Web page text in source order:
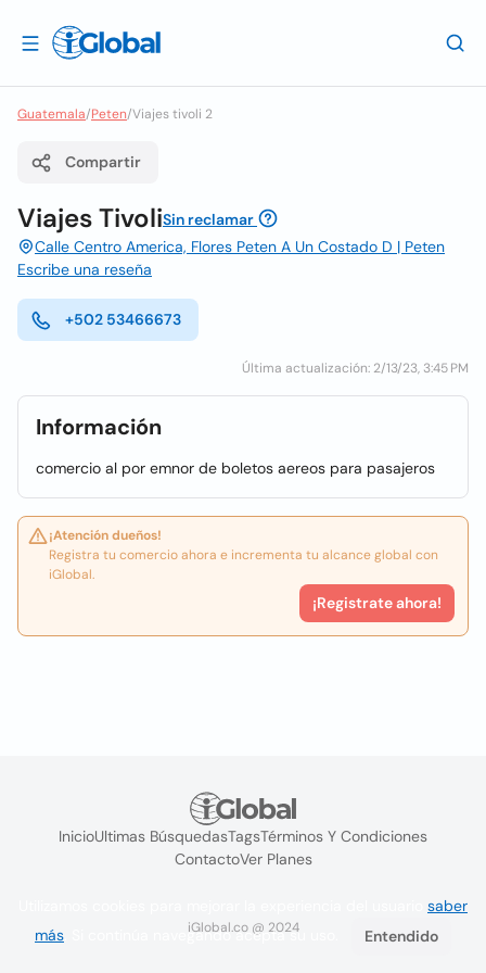
Guatemala/Peten/Viajes tivoli 2
Compartir
Viajes TivoliSin reclamar
Calle Centro America, Flores Peten A Un Costado D | Peten
Escribe una reseña
+502 53466673
Última actualización: 2/13/23, 3:45 PM
Información
comercio al por emnor de boletos aereos para pasajeros
¡Atención dueños!
Registra tu comercio ahora e incrementa tu alcance global con
iGlobal.
¡Registrate ahora!
InicioUltimas BúsquedasTagsTérminos Y Condiciones
ContactoVer Planes
iGlobal.co @ 2024
saber
más . Si continúa navegando acepta su uso. Entendido